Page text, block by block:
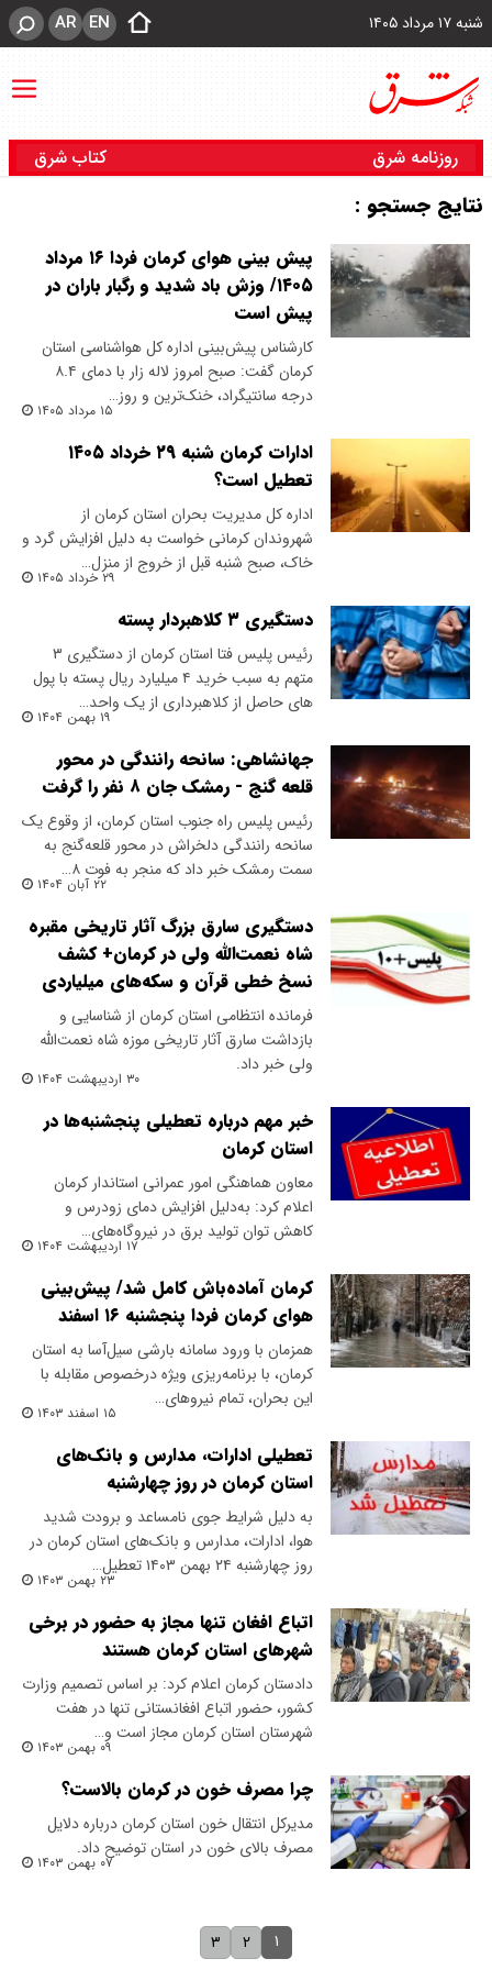
شنبه ۱۷ مرداد ۱۴۰۵ EN
AR
روزنامه شرق کتاب شرق
نتایج جستجو :
پیش بینی هوای کرمان فردا ۱۶ مرداد
۱۴۰۵/ وزش باد شدید و رگبار باران در
پیش است
کارشناس پیش‌بینی اداره کل هواشناسی استان
کرمان گفت: صبح امروز لاله زار با دمای ۸.۴
درجه سانتیگراد، خنک‌ترین و روز…
۱۵ مرداد ۱۴۰۵
ادارات کرمان شنبه ۲۹ خرداد ۱۴۰۵
تعطیل است؟
اداره کل مدیریت بحران استان کرمان از
شهروندان کرمانی خواست به دلیل افزایش گرد و
خاک، صبح شنبه قبل از خروج از منزل…
۲۹ خرداد ۱۴۰۵
دستگیری ۳ کلاهبردار پسته
رئیس پلیس فتا استان کرمان از دستگیری ۳
متهم به سبب خرید ۴ میلیارد ریال پسته با پول
های حاصل از کلاهبرداری از یک واحد…
۱۹ بهمن ۱۴۰۴
جهانشاهی: سانحه رانندگی در محور
قلعه‌ گنج - رمشک جان ٨ نفر را گرفت
رئیس پلیس راه جنوب استان کرمان، از وقوع یک
سانحه رانندگی دلخراش در محور قلعه‌گنج به
سمت رمشک خبر داد که منجر به فوت ۸…
۲۲ آبان ۱۴۰۴
دستگیری سارق بزرگ آثار تاریخی مقبره
شاه نعمت‌الله ولی در کرمان+ کشف
نسخ خطی قرآن و سکه‌های میلیاردی
فرمانده انتظامی استان کرمان از شناسایی و
بازداشت سارق آثار تاریخی موزه شاه نعمت‌الله
ولی خبر داد.
۳۰ اردیبهشت ۱۴۰۴
خبر مهم درباره تعطیلی پنجشنبه‌ها در
استان کرمان
معاون هماهنگی امور عمرانی استاندار کرمان
اعلام کرد: به‌دلیل افزایش دمای زودرس و
کاهش توان تولید برق در نیروگاه‌های…
۱۷ اردیبهشت ۱۴۰۴
کرمان آماده‌باش کامل شد/ پیش‌بینی
هوای کرمان فردا پنجشنبه ۱۶ اسفند
همزمان با ورود سامانه بارشی سیل‌آسا به استان
کرمان، با برنامه‌ریزی ویژه‌ درخصوص مقابله با
این بحران، تمام نیروهای…
۱۵ اسفند ۱۴۰۳
تعطیلی ادارات، مدارس و بانک‌های
استان کرمان در روز چهارشنبه
به دلیل شرایط جوی نامساعد و برودت شدید
هوا، ادارات، مدارس و بانک‌های استان کرمان در
روز چهارشنبه ۲۴ بهمن ۱۴۰۳ تعطیل…
۲۳ بهمن ۱۴۰۳
اتباع افغان تنها مجاز به حضور در برخی
شهرهای استان کرمان هستند
دادستان کرمان اعلام کرد: بر اساس تصمیم وزارت
کشور، حضور اتباع افغانستانی تنها در هفت
شهرستان استان کرمان مجاز است و…
۰۹ بهمن ۱۴۰۳
چرا مصرف خون در کرمان بالاست؟
مدیرکل انتقال خون استان کرمان درباره دلایل
مصرف بالای خون در استان توضیح داد.
۰۷ بهمن ۱۴۰۳
۱ ۲ ۳